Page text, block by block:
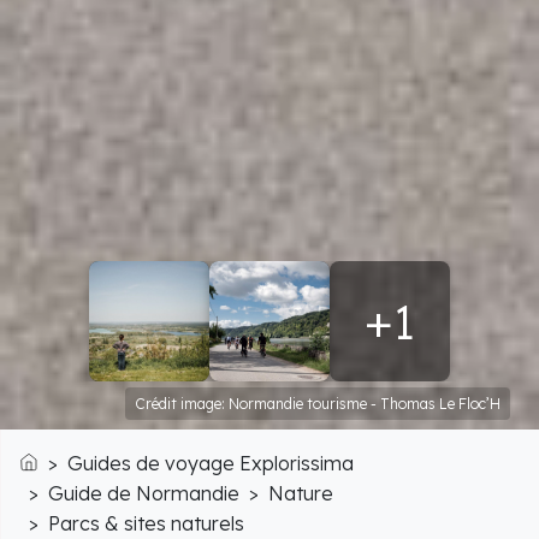
+1
Crédit image: Normandie tourisme - Thomas Le Floc’H
Accueil
Guides de voyage Explorissima
Guide de Normandie
Nature
Parcs & sites naturels